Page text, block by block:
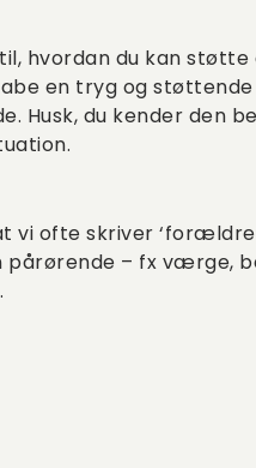
hvordan du kan
en tryg og
Husk, du kender den
vi ofte skriver
pårørende – fx